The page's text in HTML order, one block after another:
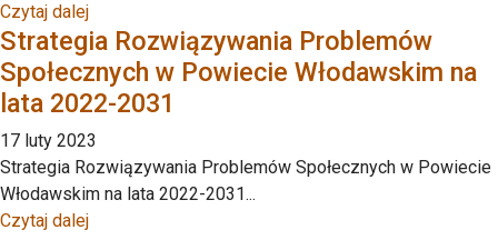
Czytaj dalej
Strategia Rozwiązywania Problemów
Społecznych w Powiecie Włodawskim na
lata 2022-2031
17 luty 2023
Strategia Rozwiązywania Problemów Społecznych w Powiecie
Włodawskim na lata 2022-2031...
Czytaj dalej